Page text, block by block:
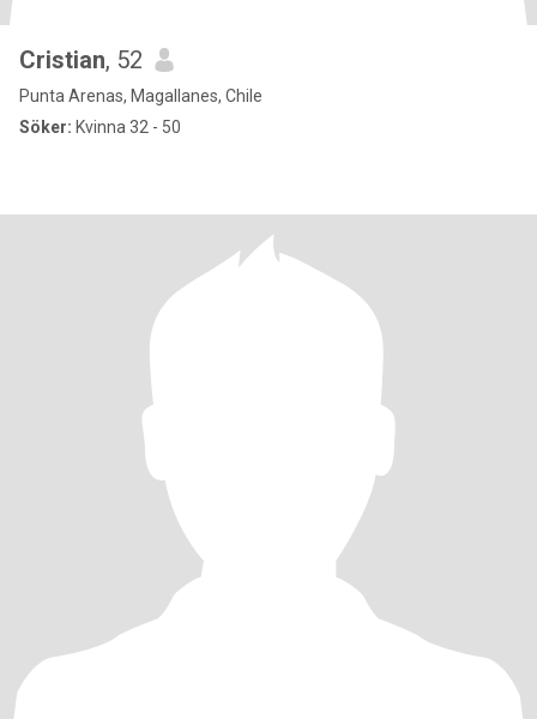
Cristian, 52
Punta Arenas, Magallanes, Chile
Söker: Kvinna 32 - 50